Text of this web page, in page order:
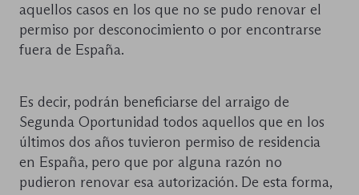
aquellos casos en los que no se pudo renovar el
permiso por desconocimiento o por encontrarse
fuera de España.
Es decir, podrán beneficiarse del arraigo de
Segunda Oportunidad todos aquellos que en los
últimos dos años tuvieron permiso de residencia
en España, pero que por alguna razón no
pudieron renovar esa autorización. De esta forma,